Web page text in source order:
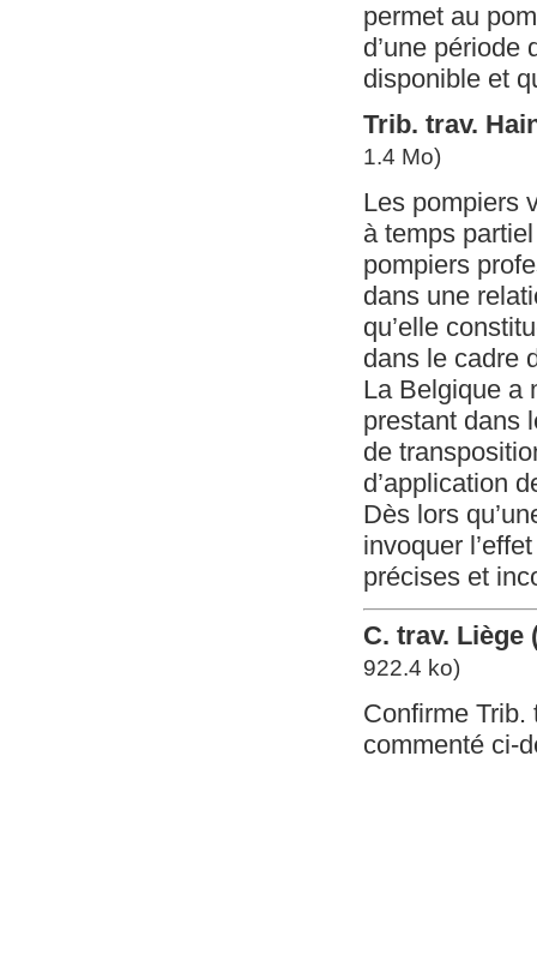
permet au
d’une période
disponible et
Trib. trav.
1.4 Mo)
Les pompiers
à temps
pompiers
dans une
qu’elle
dans le cadre
La Belgique a
prestant dans
de
d’application
Dès lors
invoquer
précises et
C. trav. Liège
922.4 ko)
Confirme Trib.
commenté ci-